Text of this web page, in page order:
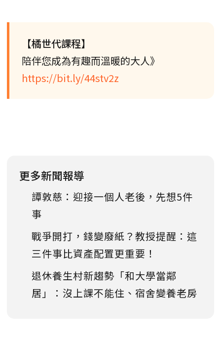
【橘世代課程】
陪伴您成為有趣而溫暖的大人》
https://bit.ly/44stv2z
更多新聞報導
譚敦慈：迎接一個人老後，先想5件
事
戰爭開打，錢變廢紙？教授提醒：這
三件事比資產配置更重要！
退休養生村新趨勢「和大學當鄰
居」：沒上課不能住、宿舍變養老房